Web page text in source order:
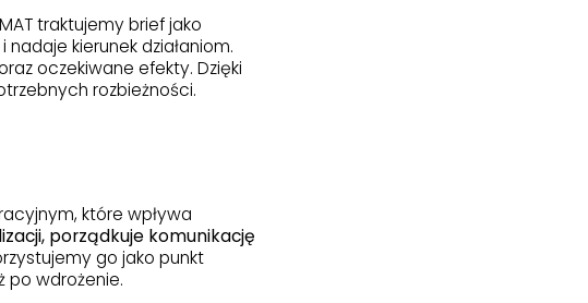
traktujemy brief jako
kierunek działaniom.
oczekiwane efekty. Dzięki
rozbieżności.
które wpływa
porządkuje komunikację
go jako punkt
po wdrożenie.